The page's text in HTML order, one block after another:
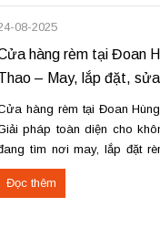
08-2025
hàng rèm tại Đoan
– May, lắp đặt,
hàng rèm tại Đoan
pháp toàn diện cho
tìm nơi may, lắp đặt
chữa rèm hỏng tại
Thao, chúng tôi sẵn sàng
Đọc thêm